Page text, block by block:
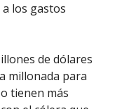
los gastos
de dólares
millonada para
tienen más